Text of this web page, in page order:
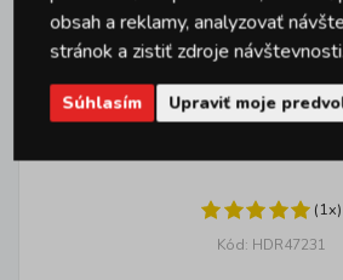
Plastový úložný box s
(1x)
Kód: HDR47231
obsah a reklamy, analyzovať
stránok a zistiť zdroje
Súhlasím Upraviť moje